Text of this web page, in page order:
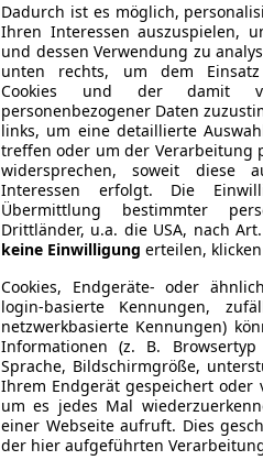
Dadurch ist es möglich,
Ihren Interessen auszuspielen,
und dessen Verwendung zu
unten rechts, um dem
Cookies und der damit
personenbezogener Daten
links, um eine detaillierte
treffen oder um der Verarbeitung
widersprechen, soweit diese
Interessen erfolgt. Die
Übermittlung bestimmter
Drittländer, u.a. die USA, nach
keine Einwilligung erteilen,
Cookies, Endgeräte- oder
login-basierte Kennungen,
netzwerkbasierte Kennungen)
Informationen (z. B.
Sprache, Bildschirmgröße,
Ihrem Endgerät gespeichert oder
um es jedes Mal
einer Webseite aufruft. Dies
der hier aufgeführten